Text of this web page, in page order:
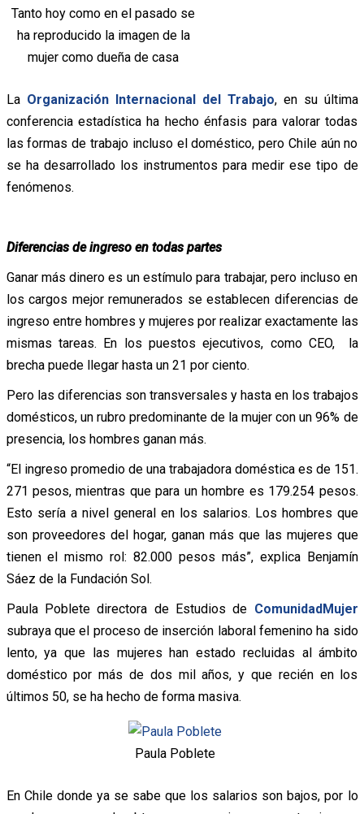
Tanto hoy como en el pasado se
ha reproducido la imagen de la
mujer como dueña de casa
La Organización Internacional del Trabajo, en su última
conferencia estadística ha hecho énfasis para valorar todas
las formas de trabajo incluso el doméstico, pero Chile aún no
se ha desarrollado los instrumentos para medir ese tipo de
fenómenos.
Diferencias de ingreso en todas partes
Ganar más dinero es un estímulo para trabajar, pero incluso en
los cargos mejor remunerados se establecen diferencias de
ingreso entre hombres y mujeres por realizar exactamente las
mismas tareas. En los puestos ejecutivos, como CEO, la
brecha puede llegar hasta un 21 por ciento.
Pero las diferencias son transversales y hasta en los trabajos
domésticos, un rubro predominante de la mujer con un 96% de
presencia, los hombres ganan más.
“El ingreso promedio de una trabajadora doméstica es de 151.
271 pesos, mientras que para un hombre es 179.254 pesos.
Esto sería a nivel general en los salarios. Los hombres que
son proveedores del hogar, ganan más que las mujeres que
tienen el mismo rol: 82.000 pesos más”, explica Benjamín
Sáez de la Fundación Sol.
Paula Poblete directora de Estudios de ComunidadMujer
subraya que el proceso de inserción laboral femenino ha sido
lento, ya que las mujeres han estado recluidas al ámbito
doméstico por más de dos mil años, y que recién en los
últimos 50, se ha hecho de forma masiva.
Paula Poblete
En Chile donde ya se sabe que los salarios son bajos, por lo